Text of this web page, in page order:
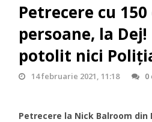
Petrecere cu 150
persoane, la
potolit nici
14 februarie 2021, 11:18 0
Petrecere la Nick Balroom din